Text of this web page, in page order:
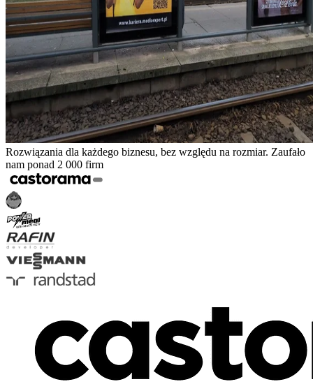
Rozwiązania dla każdego biznesu, bez względu na rozmiar. Zaufało
nam ponad 2 000 firm